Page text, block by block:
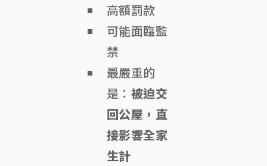
高額罰款
可能面臨監
禁
最嚴重的
是： 被迫交
回公屋，直
接影響全家
生計